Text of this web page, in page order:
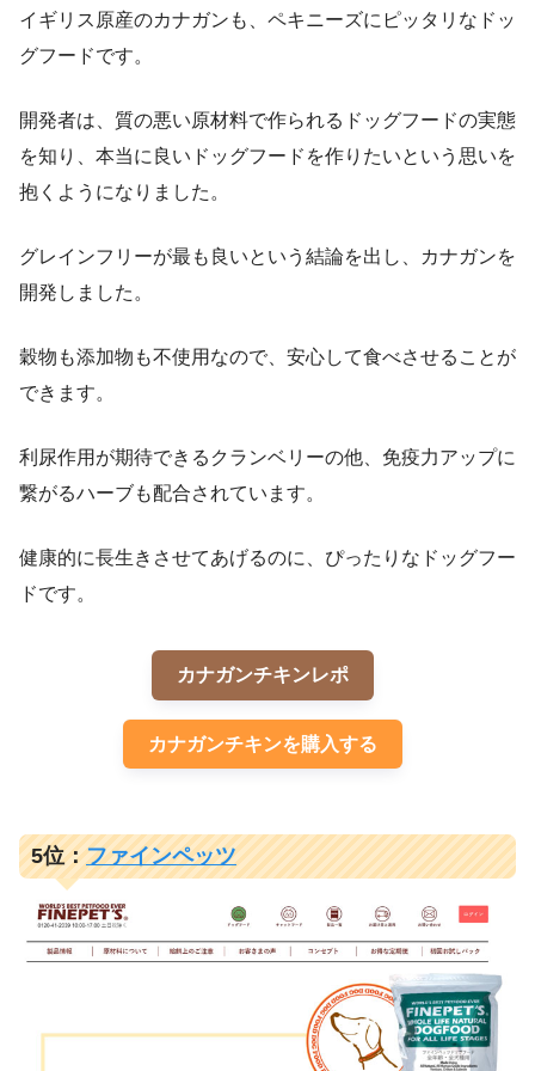
イギリス原産のカナガンも、ペキニーズにピッタリなドッ
グフードです。
開発者は、質の悪い原材料で作られるドッグフードの実態
を知り、本当に良いドッグフードを作りたいという思いを
抱くようになりました。
グレインフリーが最も良いという結論を出し、カナガンを
開発しました。
穀物も添加物も不使用なので、安心して食べさせることが
できます。
利尿作用が期待できるクランベリーの他、免疫力アップに
繋がるハーブも配合されています。
健康的に長生きさせてあげるのに、ぴったりなドッグフー
ドです。
カナガンチキンレポ
カナガンチキンを購入する
5位：ファインペッツ